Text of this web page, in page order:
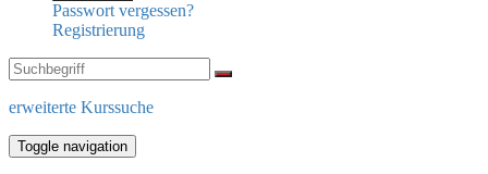
Passwort vergessen?
Registrierung
erweiterte Kurssuche
Toggle navigation